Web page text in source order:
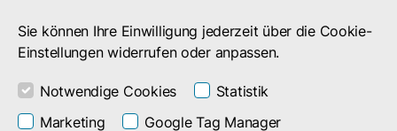
Service Rechtliches
Sie können Ihre Einwilligung jederzeit über die Cookie-
Einstellungen widerrufen oder anpassen.
Notwendige Cookies
Statistik
Marketing
Google Tag Manager